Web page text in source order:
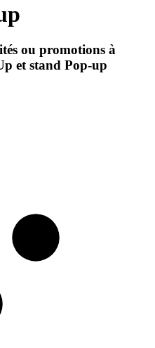
ou promotions à
et stand Pop-up